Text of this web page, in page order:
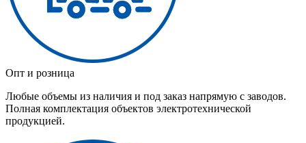
Опт и розница
Любые объемы из наличия и под заказ напрямую с заводов.
Полная комплектация объектов электротехнической
продукцией.